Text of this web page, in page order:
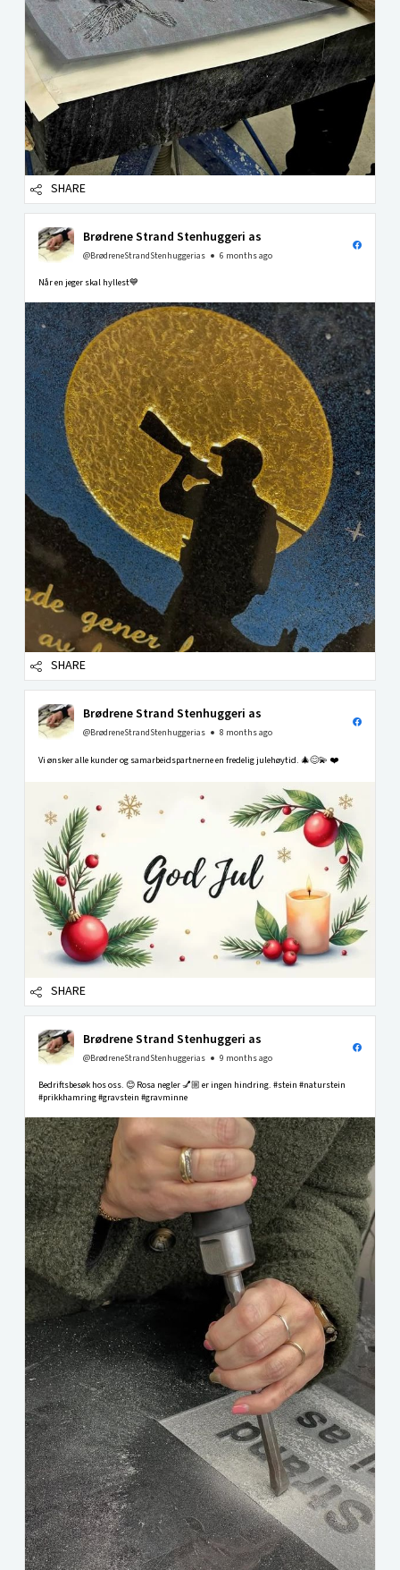
SHARE
Brødrene Strand Stenhuggeri as
@BrødreneStrandStenhuggerias 6 months ago
Når en jeger skal hyllest💙
SHARE
Brødrene Strand Stenhuggeri as
@BrødreneStrandStenhuggerias 8 months ago
Vi ønsker alle kunder og samarbeidspartnerne en fredelig julehøytid. 🎄😊💫 ❤️
SHARE
Brødrene Strand Stenhuggeri as
@BrødreneStrandStenhuggerias 9 months ago
Bedriftsbesøk hos oss. 😊 Rosa negler 💅🏼 er ingen hindring. #stein #naturstein
#prikkhamring #gravstein #gravminne